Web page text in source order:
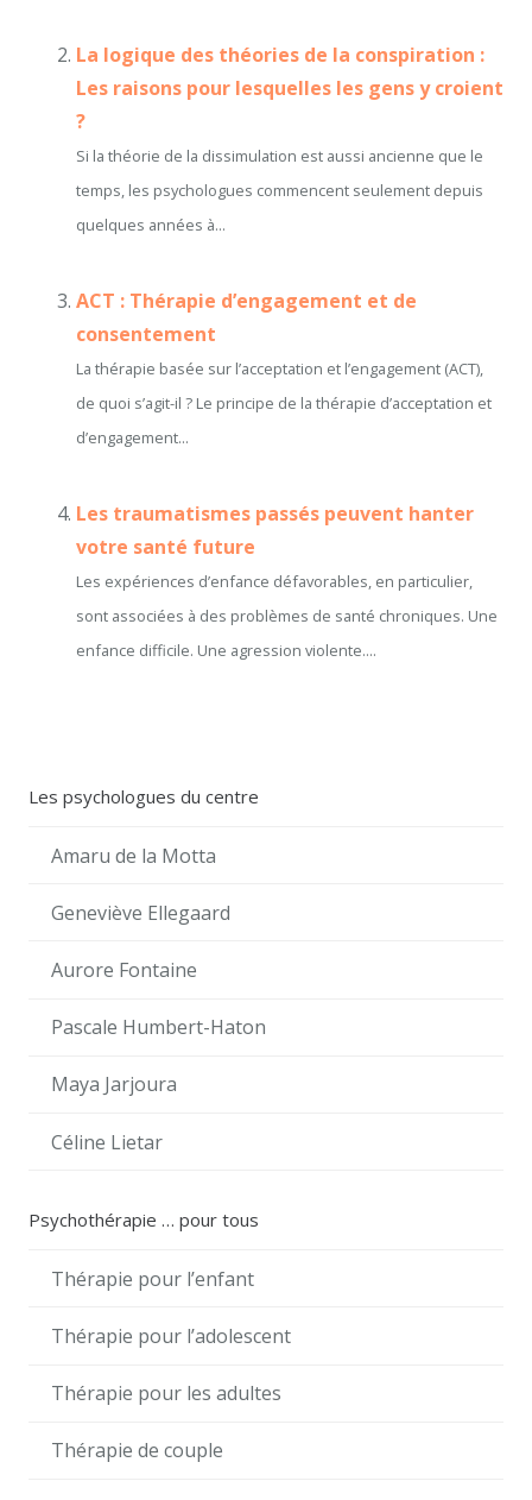
La logique des théories de la conspiration :
Les raisons pour lesquelles les gens y croient
?
Si la théorie de la dissimulation est aussi ancienne que le
temps, les psychologues commencent seulement depuis
quelques années à...
ACT : Thérapie d’engagement et de
consentement
La thérapie basée sur l’acceptation et l’engagement (ACT),
de quoi s’agit-il ? Le principe de la thérapie d’acceptation et
d’engagement...
Les traumatismes passés peuvent hanter
votre santé future
Les expériences d’enfance défavorables, en particulier,
sont associées à des problèmes de santé chroniques. Une
enfance difficile. Une agression violente....
Les psychologues du centre
Amaru de la Motta
Geneviève Ellegaard
Aurore Fontaine
Pascale Humbert-Haton
Maya Jarjoura
Céline Lietar
Psychothérapie … pour tous
Thérapie pour l’enfant
Thérapie pour l’adolescent
Thérapie pour les adultes
Thérapie de couple